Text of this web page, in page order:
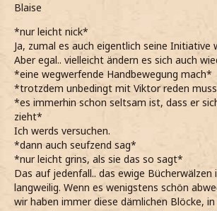
Blaise
*nur leicht nick*
Ja, zumal es auch eigentlich seine Initiative
Aber egal.. vielleicht ändern es sich auch
*eine wegwerfende Handbewegung mach*
*trotzdem unbedingt mit Viktor reden
*es immerhin schon seltsam ist, dass er
zieht*
Ich werds versuchen.
*dann auch seufzend sag*
*nur leicht grins, als sie das so sagt*
Das auf jedenfall.. das ewige Bücherwälzen
langweilig. Wenn es wenigstens schön
wir haben immer diese dämlichen Blöcke,